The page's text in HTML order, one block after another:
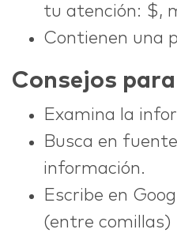
tu atención: $,
Contienen una
Consejos
Examina la
Busca en
información.
Escribe en
(entre comillas)